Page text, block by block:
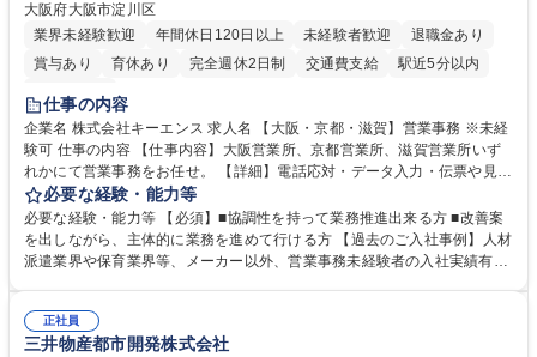
大阪府大阪市淀川区
業界未経験歓迎
年間休日120日以上 未経験者歓迎
退職金あり
賞与あり
育休あり 完全週休2日制 交通費支給
駅近5分以内
土日祝休み
仕事の内容
企業名 株式会社キーエンス 求人名 【大阪・京都・滋賀】営業事務 ※未経
験可 仕事の内容 【仕事内容】大阪営業所、京都営業所、滋賀営業所いず
れかにて営業事務をお任せ。 【詳細】電話応対・データ入力・伝票や見積
の作成・カタログ送付・来客対応・営業所内で発生する事務業務や業務改
善をお任せ。 【教育制度】ご入社後、育成担当とペアになりながらOJTに
て業務を覚えていただくことが可能です。業務システムがきちんと構築さ
れているため、スムーズに仕事に慣れることができる環境です。また、
募集職種 【大阪・京都・滋賀】営業事務 ※未経験可
必要な経験・能力等
必要な経験・能力等 【必須】■協調性を持って業務推進出来る方 ■改善案
を出しながら、主体的に業務を進めて行ける方 【過去のご入社事例】人材
派遣業界や保育業界等、メーカー以外、営業事務未経験者の入社実績有
えて、お客様や社員の状況に合わせ、能動的なサポート、改善の動きも期
待され。組織を支えるスペシャリストとして、チームに貢献し、結果的に
正社員
三井物産都市開発株式会社